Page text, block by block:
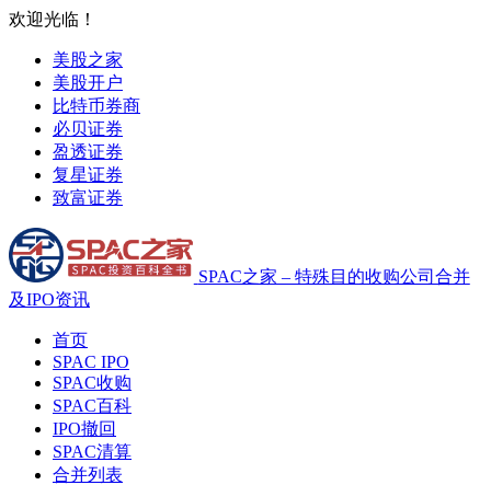
欢迎光临！
美股之家
美股开户
比特币券商
必贝证券
盈透证券
复星证券
致富证券
SPAC之家 – 特殊目的收购公司合并
及IPO资讯
首页
SPAC IPO
SPAC收购
SPAC百科
IPO撤回
SPAC清算
合并列表